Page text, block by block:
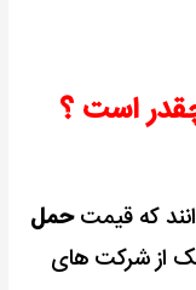
است ؟
که قیمتحمل
از شرکت های